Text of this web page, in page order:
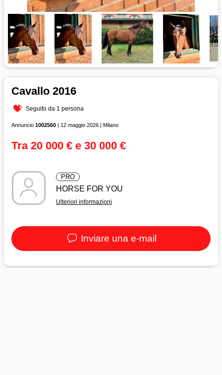
Cavallo 2016
Seguito da 1 persona
Annuncio 1002560 | 12 maggio 2026 | Milano
Tra 20 000 € e 30 000 €
PRO
HORSE FOR YOU
Ulteriori informazioni
Inviare una e-mail